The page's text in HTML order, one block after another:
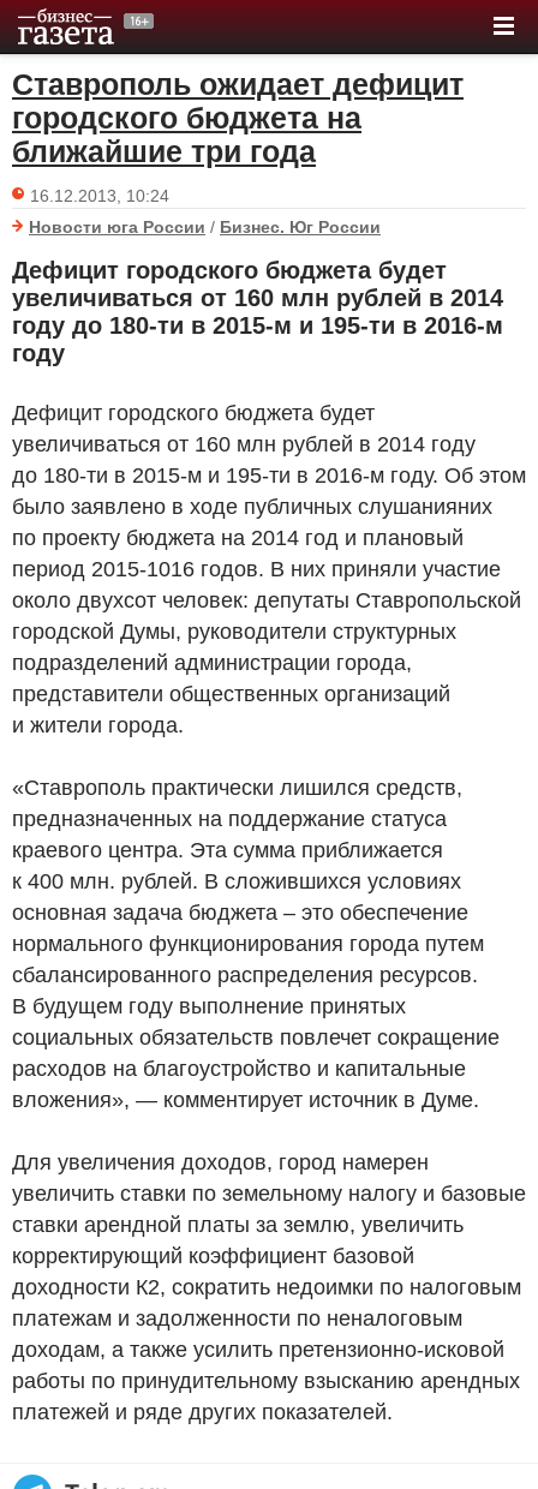
Ставрополь ожидает дефицит
городского бюджета на
ближайшие три года
16.12.2013, 10:24
Новости юга России / Бизнес. Юг России
Дефицит городского бюджета будет
увеличиваться от 160 млн рублей в 2014
году до 180-ти в 2015-м и 195-ти в 2016-м
году
Дефицит городского бюджета будет
увеличиваться от 160 млн рублей в 2014 году
до 180-ти в 2015-м и 195-ти в 2016-м году. Об этом
было заявлено в ходе публичных слушанияних
по проекту бюджета на 2014 год и плановый
период 2015-1016 годов. В них приняли участие
около двухсот человек: депутаты Ставропольской
городской Думы, руководители структурных
подразделений администрации города,
представители общественных организаций
и жители города.
«Ставрополь практически лишился средств,
предназначенных на поддержание статуса
краевого центра. Эта сумма приближается
к 400 млн. рублей. В сложившихся условиях
основная задача бюджета – это обеспечение
нормального функционирования города путем
сбалансированного распределения ресурсов.
В будущем году выполнение принятых
социальных обязательств повлечет сокращение
расходов на благоустройство и капитальные
вложения», — комментирует источник в Думе.
Для увеличения доходов, город намерен
увеличить ставки по земельному налогу и базовые
ставки арендной платы за землю, увеличить
корректирующий коэффициент базовой
доходности К2, сократить недоимки по налоговым
платежам и задолженности по неналоговым
доходам, а также усилить претензионно-исковой
работы по принудительному взысканию арендных
платежей и ряде других показателей.